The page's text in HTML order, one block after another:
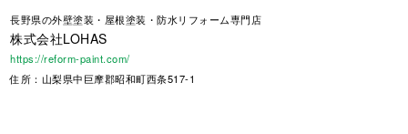
長野県の外壁塗装・屋根塗装・防水リフォーム専門店
株式会社LOHAS
https://reform-paint.com/
住所：山梨県中巨摩郡昭和町西条517-1